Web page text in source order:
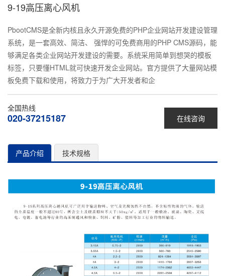
9-19高压离心风机
PbootCMS是全新内核且永久开源免费的PHP企业网站开发建设管理
系统，是一套高效、简洁、 强悍的可免费商用的PHP CMS源码，能
够满足各类企业网站开发建设的需要。系统采用简单到想哭的模板
标签，只要懂HTML就可快速开发企业网站。官方提供了大量网站模
板免费下载和使用，将致力于为广大开发者和企
在线咨询
全国热线
020-37215187
产品介绍 技术规格